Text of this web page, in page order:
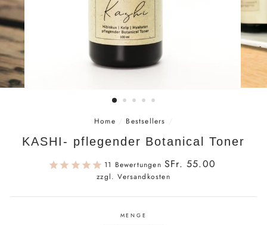
Home / Bestsellers /
KASHI- pflegender Botanical Toner
11 Bewertungen Normaler
SFr. 55.00
zzgl. Versandkosten
MENGE